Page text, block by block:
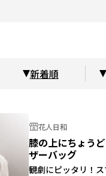
新着順
花人日和
膝の上にちょう
ザーバッグ
観劇にピッタリ！